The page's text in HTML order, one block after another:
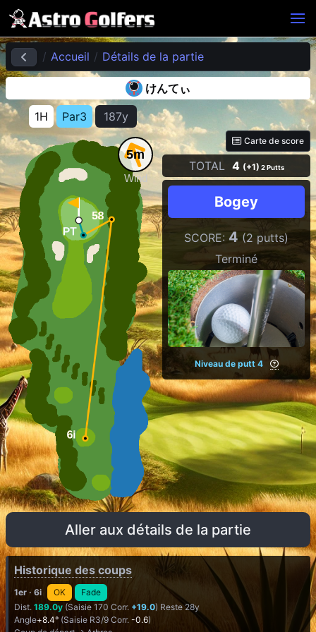
Accueil Détails de la partie
けんてぃ
1H
Par3 187y
5m
Wind
Carte de score
TOTAL 4 (+1) 2 Putts
Bogey
SCORE: 4 (2 putts)
Terminé
Niveau de putt 4
Aller aux détails de la partie
Historique des coups
1er · 6i OK
Fade
Dist. 189.0y (Saisie 170 Corr. +19.0) Reste 28y
Angle+8.4° (Saisie R3/9 Corr. -0.6)